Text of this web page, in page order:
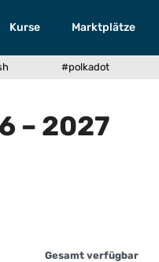
Kurse Marktplätze
#polkadot
– 2027
Gesamt verfügbar